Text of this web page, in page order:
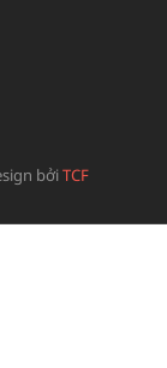
bởiTCF